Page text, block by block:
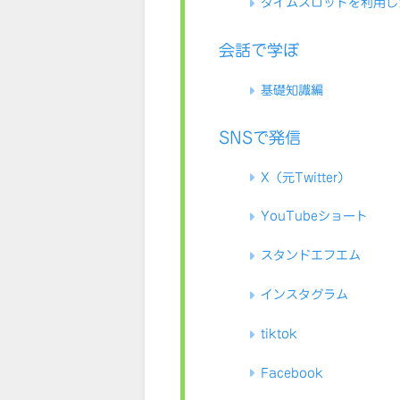
タイムスロットを利用
会話で学ぼ
基礎知識編
SNSで発信
X（元Twitter）
YouTubeショート
スタンドエフエム
インスタグラム
tiktok
Facebook